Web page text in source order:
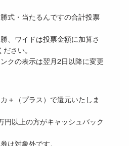
式・当たるんですの合計投票
、ワイドは投票金額に加算さ
さい。
クの表示は翌月2日以降に変更
＋（プラス）で還元いたしま
円以上の方がキャッシュバック
は対象外です。